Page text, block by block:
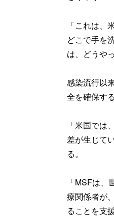
「これは、
どこで手を
は、どうや
感染流行以
全を確保す
「米国で
差が生じて
る。
「MSFは
療関係者が
ることを支